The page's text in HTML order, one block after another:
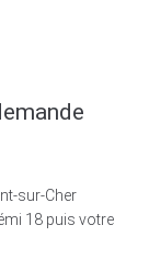
sur-Cher
18 puis votre